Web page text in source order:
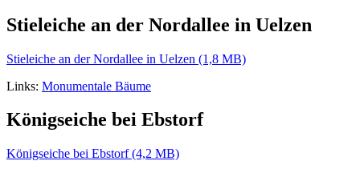
Stieleiche an der Nordallee in Uelzen
Stieleiche an der Nordallee in Uelzen (1,8 MB)
Links: Monumentale Bäume
Königseiche bei Ebstorf
Königseiche bei Ebstorf (4,2 MB)